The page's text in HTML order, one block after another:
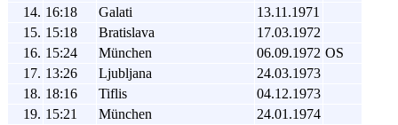
14. 16:18 Galati
13.11.1971
15. 15:18 Bratislava
17.03.1972
16. 15:24 München 06.09.1972 OS
17. 13:26 Ljubljana
24.03.1973
18. 18:16 Tiflis
04.12.1973
19. 15:21 München
24.01.1974